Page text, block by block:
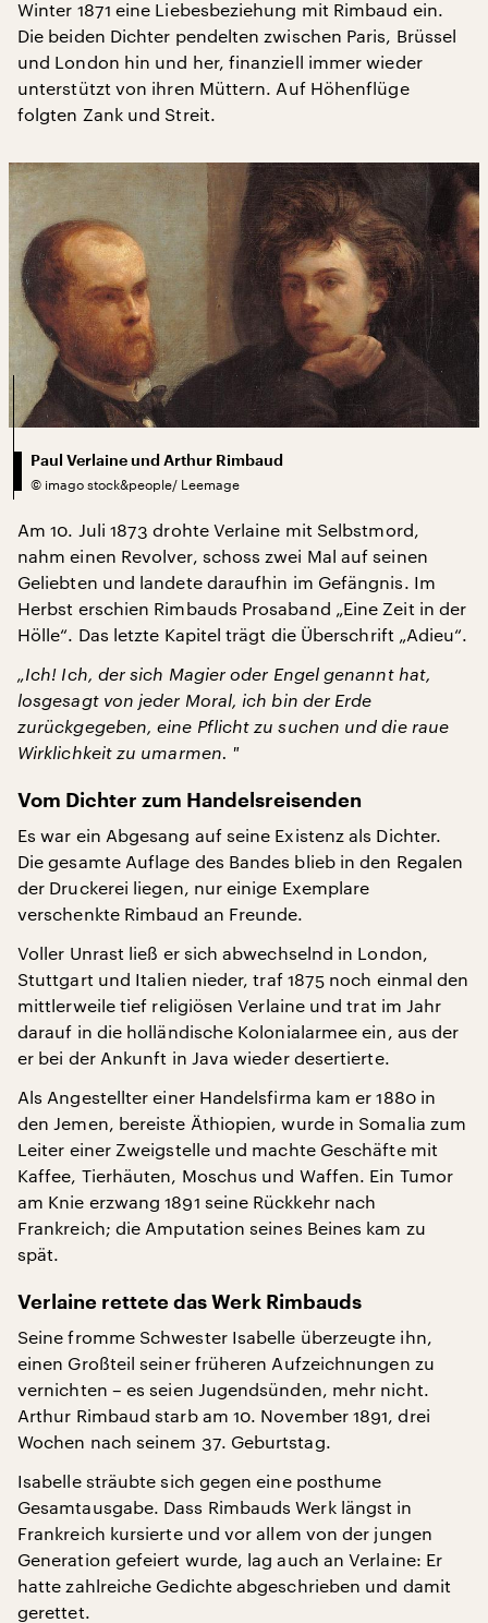
Winter 1871 eine Liebesbeziehung mit Rimbaud ein.
Die beiden Dichter pendelten zwischen Paris, Brüssel
und London hin und her, finanziell immer wieder
unterstützt von ihren Müttern. Auf Höhenflüge
folgten Zank und Streit.
Paul Verlaine und Arthur Rimbaud
© imago stock&people/ Leemage
Am 10. Juli 1873 drohte Verlaine mit Selbstmord,
nahm einen Revolver, schoss zwei Mal auf seinen
Geliebten und landete daraufhin im Gefängnis. Im
Herbst erschien Rimbauds Prosaband „Eine Zeit in der
Hölle“. Das letzte Kapitel trägt die Überschrift „Adieu“.
„Ich! Ich, der sich Magier oder Engel genannt hat,
losgesagt von jeder Moral, ich bin der Erde
zurückgegeben, eine Pflicht zu suchen und die raue
Wirklichkeit zu umarmen. "
Vom Dichter zum Handelsreisenden
Es war ein Abgesang auf seine Existenz als Dichter.
Die gesamte Auflage des Bandes blieb in den Regalen
der Druckerei liegen, nur einige Exemplare
verschenkte Rimbaud an Freunde.
Voller Unrast ließ er sich abwechselnd in London,
Stuttgart und Italien nieder, traf 1875 noch einmal den
mittlerweile tief religiösen Verlaine und trat im Jahr
darauf in die holländische Kolonialarmee ein, aus der
er bei der Ankunft in Java wieder desertierte.
Als Angestellter einer Handelsfirma kam er 1880 in
den Jemen, bereiste Äthiopien, wurde in Somalia zum
Leiter einer Zweigstelle und machte Geschäfte mit
Kaffee, Tierhäuten, Moschus und Waffen. Ein Tumor
am Knie erzwang 1891 seine Rückkehr nach
Frankreich; die Amputation seines Beines kam zu
spät.
Verlaine rettete das Werk Rimbauds
Seine fromme Schwester Isabelle überzeugte ihn,
einen Großteil seiner früheren Aufzeichnungen zu
vernichten – es seien Jugendsünden, mehr nicht.
Arthur Rimbaud starb am 10. November 1891, drei
Wochen nach seinem 37. Geburtstag.
Isabelle sträubte sich gegen eine posthume
Gesamtausgabe. Dass Rimbauds Werk längst in
Frankreich kursierte und vor allem von der jungen
Generation gefeiert wurde, lag auch an Verlaine: Er
hatte zahlreiche Gedichte abgeschrieben und damit
gerettet.